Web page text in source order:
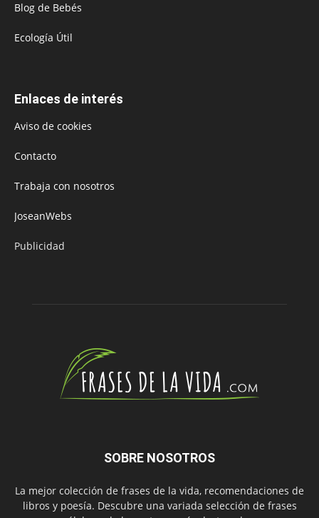
Blog de Bebés
Ecología Útil
Enlaces de interés
Aviso de cookies
Contacto
Trabaja con nosotros
JoseanWebs
Publicidad
SOBRE NOSOTROS
La mejor colección de frases de la vida, recomendaciones de
libros y poesía. Descubre una variada selección de frases